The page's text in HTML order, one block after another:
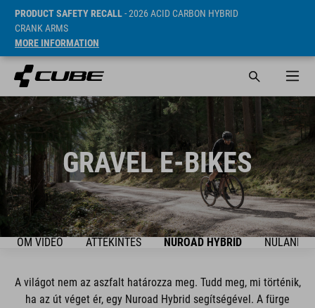
PRODUCT SAFETY RECALL- 2026 ACID CARBON HYBRID
CRANK ARMS
MORE INFORMATION
GRAVEL E-BIKES
VIDEO ÁTTEKINTÉS NUROAD HYBRID NULANE
A világot nem az aszfalt határozza meg. Tudd meg, mi történik,
ha az út véget ér, egy Nuroad Hybrid segítségével. A fürge